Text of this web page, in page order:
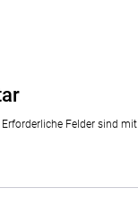
Erforderliche Felder sind mit